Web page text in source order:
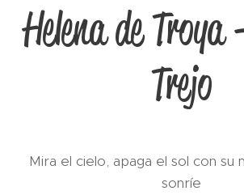
Helena de
Trejo
Mira el cielo, apaga el sol con su
sonríe